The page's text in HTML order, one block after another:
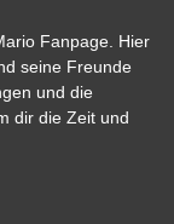
Fanpage. Hier
seine Freunde
und die
dir die Zeit und